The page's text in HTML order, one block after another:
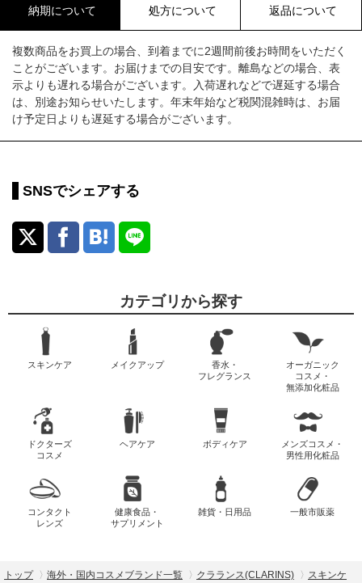
納期について 処方について 返品について
複数商品をお買上の場合、到着までに2週間前後お時間をいただく
ことがございます。お届けまでの目安です。離島などの場合、表
示よりも遅れる場合がございます。入荷遅れなどで遅延する場合
は、別途お知らせいたします。年末年始など税関混雑時は、お届
け予定日よりも遅延する場合がございます。
SNSでシェアする
カテゴリから探す
スキンケア メイクアップ
香水・
フレグランス
オーガニック
コスメ・
無添加化粧品
ドクターズ
コスメ
ヘアケア ボディケア
メンズコスメ・
男性用化粧品
コンタクト
レンズ
健康食品・
サプリメント
雑貨・日用品 一般市販薬
トップ 海外・国内コスメブランド一覧 クラランス(CLARINS) スキンケ